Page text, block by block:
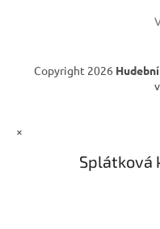
Copyright 2026
×
Splátková